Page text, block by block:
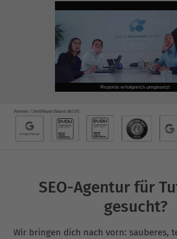
SEO-Agentur für
gesucht?
Wir bringen dich nach vorn: sauberes,